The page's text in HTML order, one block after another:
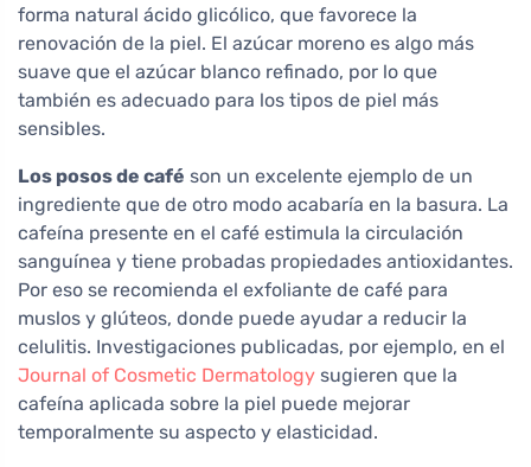
forma natural ácido glicólico, que favorece la
renovación de la piel. El azúcar moreno es algo más
suave que el azúcar blanco refinado, por lo que
también es adecuado para los tipos de piel más
sensibles.
Los posos de café son un excelente ejemplo de un
ingrediente que de otro modo acabaría en la basura. La
cafeína presente en el café estimula la circulación
sanguínea y tiene probadas propiedades antioxidantes.
Por eso se recomienda el exfoliante de café para
muslos y glúteos, donde puede ayudar a reducir la
celulitis. Investigaciones publicadas, por ejemplo, en el
Journal of Cosmetic Dermatology sugieren que la
cafeína aplicada sobre la piel puede mejorar
temporalmente su aspecto y elasticidad.